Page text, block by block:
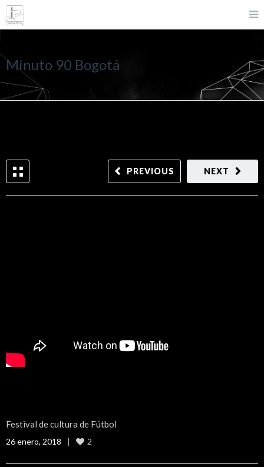
Minuto 90 Bogotá
NEXT
PREVIOUS
Festival de cultura de Fútbol
26 enero, 2018 2